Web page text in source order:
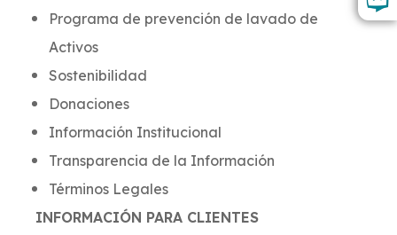
Programa de prevención de lavado de
Activos
Sostenibilidad
Donaciones
Información Institucional
Transparencia de la Información
Términos Legales
INFORMACIÓN PARA CLIENTES